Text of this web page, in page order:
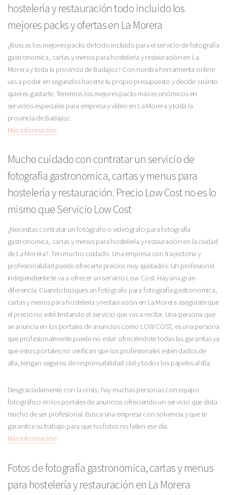
hostelería y restauración todo incluido los
mejores packs y ofertas en La Morera
¿Buscas los mejores packs de todo incluido para el servicio de fotografía
gastronomica, cartas y menus para hostelería y restauración en La
Morera y toda la provincia de Badajoz? Con nuestra herramienta online
vas a poder en segundos hacerte tu propio presupuesto y decidir cuánto
quieres gastarte. Tenemos los mejores packs más económicos en
servicios especiales para empresa y vídeo en La Morera y toda la
provincia de Badajoz.
Más Información
Mucho cuidado con contratar un servicio de
fotografía gastronomica, cartas y menus para
hostelería y restauración. Precio Low Cost no es lo
mismo que Servicio Low Cost
¿Necesitas contratar un fotógrafo o videógrafo para fotografía
gastronomica, cartas y menus para hostelería y restauración en la ciudad
de La Morera?. Ten mucho cuidado. Una empresa con trayectoria y
profesionalidad puede ofrecerte precios muy ajustados. Un profesional
independiente te va a ofrecer un servicio Low Cost. Hay una gran
diferencia. Cuando busques un fotógrafo para fotografía gastronomica,
cartas y menus para hostelería y restauración en La Morera asegúrate que
el precio no esté limitando el servicio que vas a recibir. Una persona que
se anuncia en los portales de anuncios como LOW COST, es una persona
que profesionalmente puede no estar ofreciéndote todas las garantías ya
que estos portales no verifican que los profesionales estén dados de
alta, tengan seguros de responsabilidad civil y todos los papeles al día.
Desgraciadamente con la crisis, hay muchas personas con equipo
fotográfico en los portales de anuncios ofreciendo un servicio que dista
mucho de ser profesional. Busca una empresa con solvencia y que te
garantice su trabajo para que tus fotos no fallen ese día.
Más Información
Fotos de fotografía gastronomica, cartas y menus
para hostelería y restauración en La Morera